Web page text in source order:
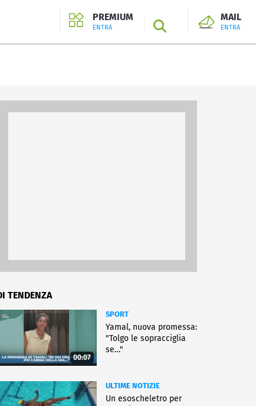
PREMIUM
ENTRA SEARCH
MAIL
ENTRA
TENDENZA
00:07
SPORT
Yamal, nuova promessa:
"Tolgo le sopracciglia
se…"
ULTIME NOTIZIE
Un esoscheletro per